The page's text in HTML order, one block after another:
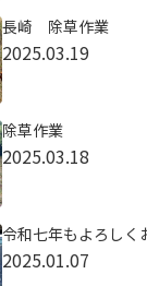
長崎 除草作業
2025.03.19
除草作業
2025.03.18
令和七年もよろしく
2025.01.07